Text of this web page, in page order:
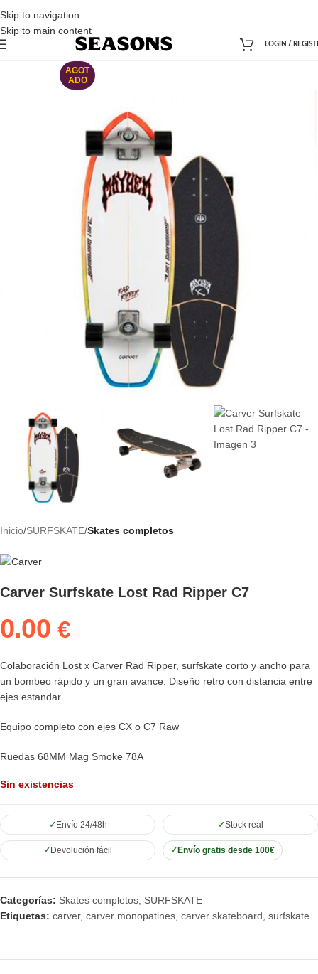
Skip to navigation
Skip to main content
LOGIN /
AGOT
ADO
Inicio SURFSKATE Skates completos
Carver Surfskate Lost Rad Ripper C7
0.00 €
Colaboración Lost x Carver Rad Ripper, surfskate corto y ancho para
un bombeo rápido y un gran avance. Diseño retro con distancia entre
ejes estandar.
Equipo completo con ejes CX o C7 Raw
Ruedas 68MM Mag Smoke 78A
Sin existencias
Envío 24/48h Stock real
Devolución fácil Envío gratis desde 100€
Categorías: Skates completos SURFSKATE
Etiquetas: carver, carver monopatines carver skateboard surfskate